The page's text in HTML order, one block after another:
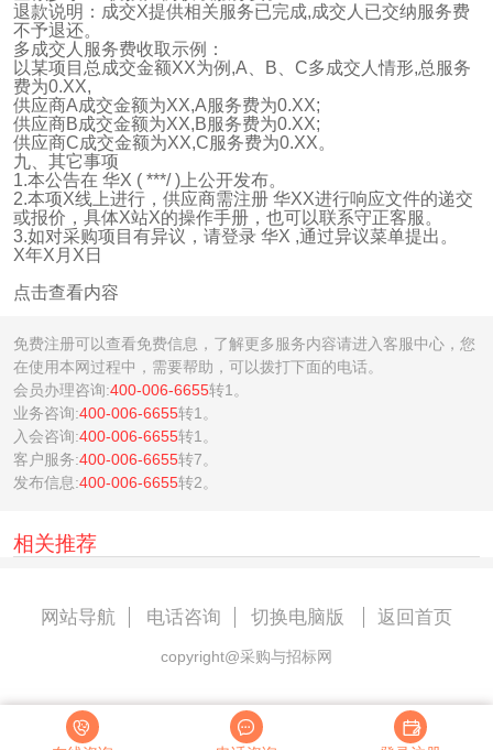
退款说明：成交X提供相关服务已完成,成交人已交纳服务费
不予退还。
多成交人服务费收取示例：
以某项目总成交金额XX为例,A、B、C多成交人情形,总服务
费为0.XX,
供应商A成交金额为XX,A服务费为0.XX;
供应商B成交金额为XX,B服务费为0.XX;
供应商C成交金额为XX,C服务费为0.XX。
九、其它事项
1.本公告在 华X ( ***/ )上公开发布。
2.本项X线上进行，供应商需注册 华XX进行响应文件的递交
或报价，具体X站X的操作手册，也可以联系守正客服。
3.如对采购项目有异议，请登录 华X ,通过异议菜单提出。
X年X月X日
点击查看内容
免费注册可以查看免费信息，了解更多服务内容请进入客服中心，您
在使用本网过程中，需要帮助，可以拨打下面的电话。
会员办理咨询:400-006-6655转1。
业务咨询:400-006-6655转1。
入会咨询:400-006-6655转1。
客户服务:400-006-6655转7。
发布信息:400-006-6655转2。
相关推荐
网站导航 电话咨询 切换电脑版 返回首页
copyright@采购与招标网